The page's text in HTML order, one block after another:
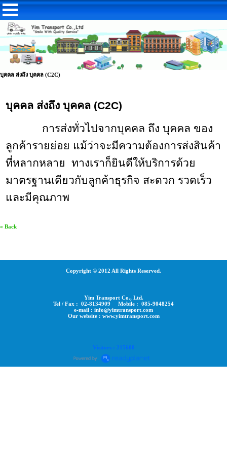
บุคคล ส่งถึง บุคคล (C2C)
บุคคล ส่งถึง บุคคล (C2C)
การส่งทั่วไปจากบุคคล ถึง บุคคล ของ
ลูกค้ารายย่อย แม้ว่าจะมีความต้องการส่งสินค้า
ที่หลากหลาย ทางเราก็ยินดีให้บริการด้วย
มาตรฐานเดียวกับลูกค้าธุรกิจ สะดวก รวดเร็ว
และมีคุณภาพ
« Back
Copyright © 2012 All Rights Reserved.
Yim Transport Co., Ltd.
Tel / Fax : 02-8134909 Mobile : 085-9048254
e-mail : info@yimtransport.com
Our website : www.yimtransport.com
Visitors : 215600